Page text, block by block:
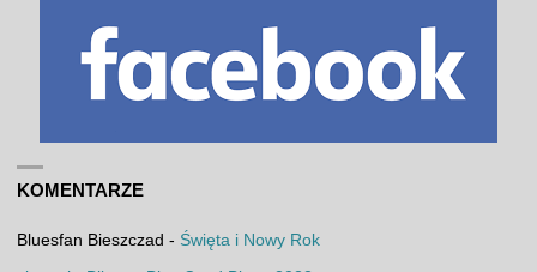
KOMENTARZE
Bluesfan Bieszczad - Święta i Nowy Rok